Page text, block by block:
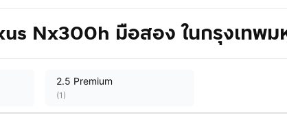
Nx300h มือสอง ในกรุงเทพม
2.5 Premium
(1 )